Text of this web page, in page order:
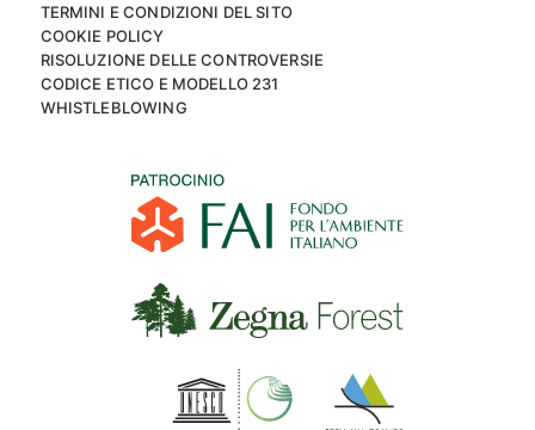
TERMINI E CONDIZIONI DEL SITO
COOKIE POLICY
RISOLUZIONE DELLE CONTROVERSIE
CODICE ETICO E MODELLO 231
WHISTLEBLOWING